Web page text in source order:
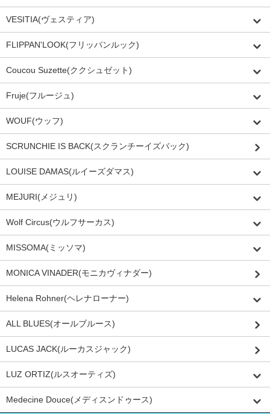
VESITIA(ヴェスティア)
FLIPPAN'LOOK(フリッパンルック)
Coucou Suzette(ククシュゼット)
Fruje(フルージュ)
WOUF(ウッフ)
SCRUNCHIE IS BACK(スクランチーイズバック)
LOUISE DAMAS(ルイーズダマス)
MEJURI(メジュリ)
Wolf Circus(ウルフサーカス)
MISSOMA(ミッソマ)
MONICA VINADER(モニカヴィナダー)
Helena Rohner(ヘレナローナー)
ALL BLUES(オールブルース)
LUCAS JACK(ルーカスジャック)
LUZ ORTIZ(ルスオーティズ)
Medecine Douce(メディスンドゥース)